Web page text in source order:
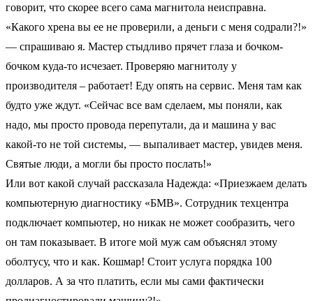
говорит, что скорее всего сама магнитола неисправна.
«Какого хрена вы ее не проверили, а деньги с меня содрали?!»
— спрашиваю я. Мастер стыдливо прячет глаза и бочком-
бочком куда-то исчезает. Проверяю магнитолу у
производителя – работает! Еду опять на сервис. Меня там как
будто уже ждут. «Сейчас все вам сделаем, мы поняли, как
надо, мы просто провода перепутали, да и машина у вас
какой-то не той системы, — выпаливает мастер, увидев меня.
Святые люди, а могли бы просто послать!»
Или вот какой случай рассказала Надежда: «Приезжаем делать
компьютерную диагностику «БМВ». Сотрудник техцентра
подключает компьютер, но никак не может сообразить, чего
он там показывает. В итоге мой муж сам объяснял этому
оболтусу, что и как. Кошмар! Стоит услуга порядка 100
долларов. А за что платить, если мы сами фактически